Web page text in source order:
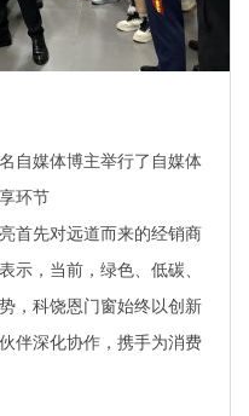
自媒体博主举行了自媒体
环节
首先对远道而来的经销商
示，当前，绿色、低碳、
，科饶恩门窗始终以创新
伴深化协作，携手为消费